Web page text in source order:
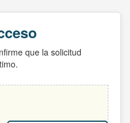
que la solicitud